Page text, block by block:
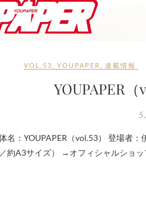
VOL.53 YOUPAPER 連載情報
YOUPAPER
5
／約A3サイズ） →オフィシャルショ